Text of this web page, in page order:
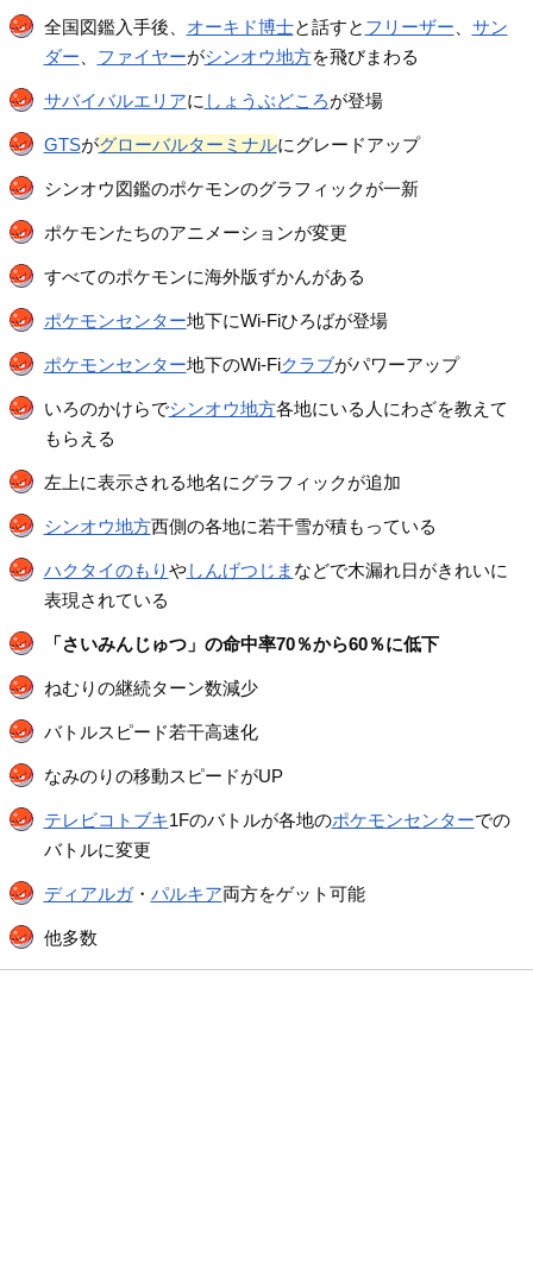
全国図鑑入手後、 オーキド博士と話すと フリーザー
サン
ダー
ファイヤーがシンオウ地方を飛びまわる
サバイバルエリアに しょうぶどころが登場
GTSがグローバルターミナルにグレードアップ
シンオウ図鑑のポケモンのグラフィックが一新
ポケモンたちのアニメーションが変更
すべてのポケモンに海外版ずかんがある
ポケモンセンター地下にWi-Fiひろばが登場
ポケモンセンター地下のWi-Fiクラブがパワーアップ
いろのかけらでシンオウ地方各地にいる人にわざを教えて
もらえる
左上に表示される地名にグラフィックが追加
シンオウ地方西側の各地に若干雪が積もっている
ハクタイのもりやしんげつじま などで木漏れ日がきれいに
表現されている
「さいみんじゅつ」の命中率70％から60％に低下
ねむりの継続ターン数減少
バトルスピード若干高速化
なみのりの移動スピードがUP
テレビコトブキ1Fのバトルが各地のポケモンセンターでの
バトルに変更
ディアルガ・ パルキア両方をゲット可能
他多数